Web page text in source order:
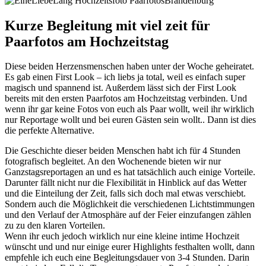
Kurze Begleitung mit viel zeit für
Paarfotos am Hochzeitstag
Diese beiden Herzensmenschen haben unter der Woche geheiratet.
Es gab einen First Look – ich liebs ja total, weil es einfach super
magisch und spannend ist. Außerdem lässt sich der First Look
bereits mit den ersten Paarfotos am Hochzeitstag verbinden. Und
wenn ihr gar keine Fotos von euch als Paar wollt, weil ihr wirklich
nur Reportage wollt und bei euren Gästen sein wollt.. Dann ist dies
die perfekte Alternative.
Die Geschichte dieser beiden Menschen habt ich für 4 Stunden
fotografisch begleitet. An den Wochenende bieten wir nur
Ganzstagsreportagen an und es hat tatsächlich auch einige Vorteile.
Darunter fällt nicht nur die Flexibilität in Hinblick auf das Wetter
und die Einteilung der Zeit, falls sich doch mal etwas verschiebt.
Sondern auch die Möglichkeit die verschiedenen Lichtstimmungen
und den Verlauf der Atmosphäre auf der Feier einzufangen zählen
zu zu den klaren Vorteilen.
Wenn ihr euch jedoch wirklich nur eine kleine intime Hochzeit
wünscht und und nur einige eurer Highlights festhalten wollt, dann
empfehle ich euch eine Begleitungsdauer von 3-4 Stunden. Darin